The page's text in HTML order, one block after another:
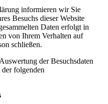
informieren wir Sie
Besuchs dieser Website
Daten erfolgt in
von Ihrem Verhalten auf
schließen.
der Besuchsdaten
folgenden